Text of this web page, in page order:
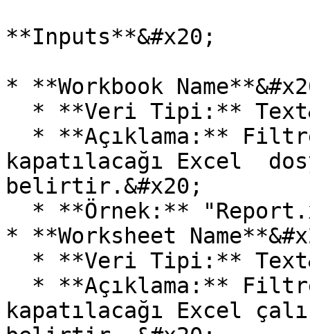
**Inputs**&#x20;
* **Workbook
kapatılacağı Excel
belirtir.&#x20;
* **Worksheet
kapatılacağı Excel